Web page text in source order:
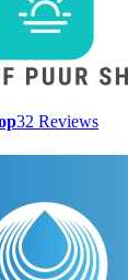
32 Reviews